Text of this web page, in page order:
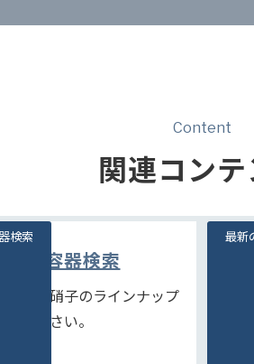
Content
関連コン
容器検索
な石堂硝子のラインナップ
覧ください。
検索
季
品
最新